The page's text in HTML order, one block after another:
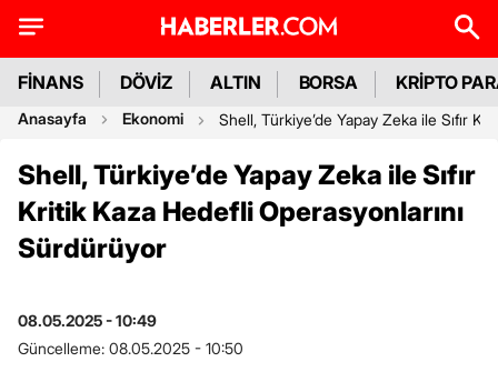
FİNANS DÖVİZ ALTIN BORSA KRİPTO
Anasayfa Ekonomi Shell, Türkiye’de Yapay Zeka ile Sıfır
Shell, Türkiye’de Yapay Zeka ile Sıfır
Kritik Kaza Hedefli Operasyonlarını
Sürdürüyor
08.05.2025 - 10:49
Güncelleme: 08.05.2025 - 10:50